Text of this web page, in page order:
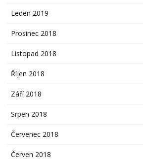
Leden 2019
Prosinec 2018
Listopad 2018
Říjen 2018
Září 2018
Srpen 2018
Červenec 2018
Červen 2018